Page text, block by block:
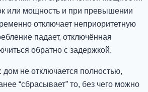
или мощность и при превышении
отключает неприоритетную
падает, отключённая
обратно с задержкой.
не отключается полностью,
“сбрасывает” то, без чего можно